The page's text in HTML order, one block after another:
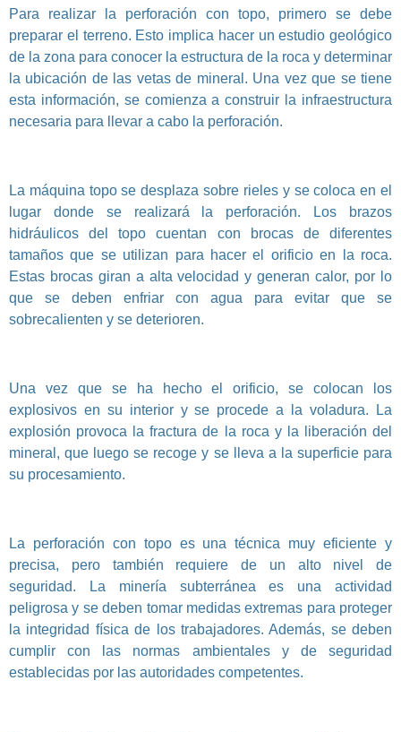
Para realizar la perforación con topo, primero se debe
preparar el terreno. Esto implica hacer un estudio geológico
de la zona para conocer la estructura de la roca y determinar
la ubicación de las vetas de mineral. Una vez que se tiene
esta información, se comienza a construir la infraestructura
necesaria para llevar a cabo la perforación.
La máquina topo se desplaza sobre rieles y se coloca en el
lugar donde se realizará la perforación. Los brazos
hidráulicos del topo cuentan con brocas de diferentes
tamaños que se utilizan para hacer el orificio en la roca.
Estas brocas giran a alta velocidad y generan calor, por lo
que se deben enfriar con agua para evitar que se
sobrecalienten y se deterioren.
Una vez que se ha hecho el orificio, se colocan los
explosivos en su interior y se procede a la voladura. La
explosión provoca la fractura de la roca y la liberación del
mineral, que luego se recoge y se lleva a la superficie para
su procesamiento.
La perforación con topo es una técnica muy eficiente y
precisa, pero también requiere de un alto nivel de
seguridad. La minería subterránea es una actividad
peligrosa y se deben tomar medidas extremas para proteger
la integridad física de los trabajadores. Además, se deben
cumplir con las normas ambientales y de seguridad
establecidas por las autoridades competentes.